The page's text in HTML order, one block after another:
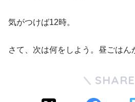
気がつけば12時。
さて、次は何をしよう。昼ごはん
SHARE